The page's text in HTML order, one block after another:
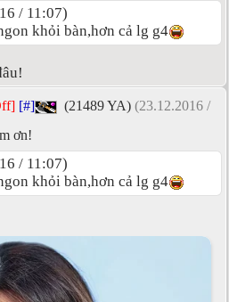
/ 11:07)
khỏi bàn,hơn cả lg g4
[#] (21489 YA) (23.12.2016 /
ơn!
/ 11:07)
khỏi bàn,hơn cả lg g4